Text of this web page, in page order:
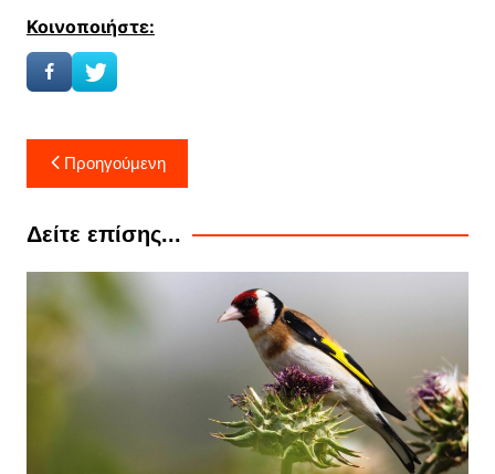
Κοινοποιήστε:
Πλοήγηση
άρθρων
Προηγούμενη
Δείτε επίσης...